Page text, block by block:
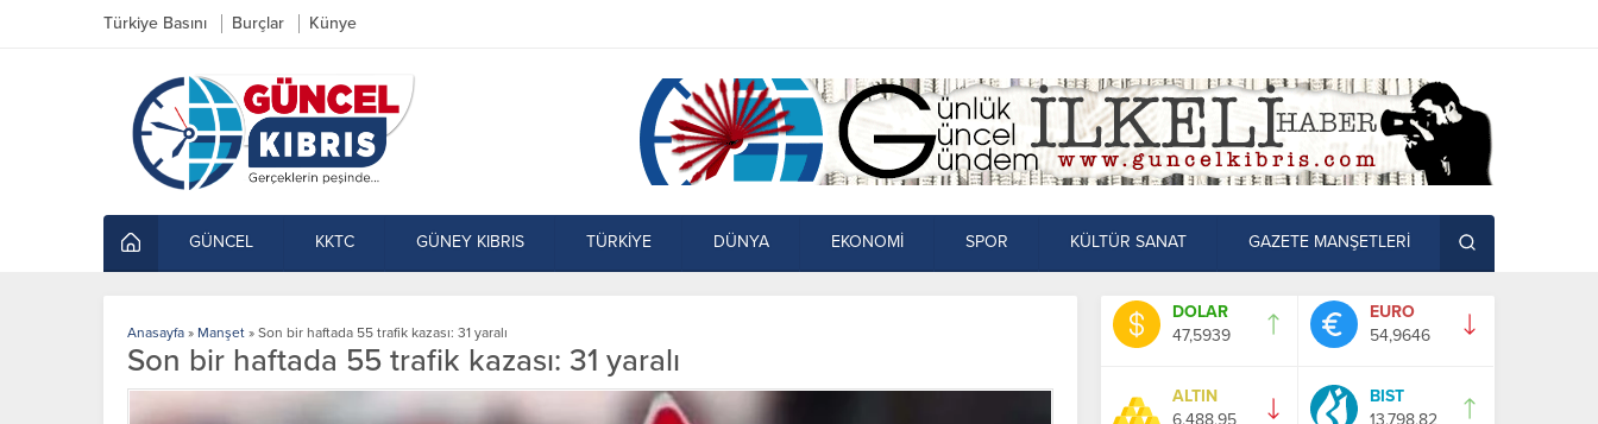
Türkiye Basını Burçlar Künye
GÜNCEL KKTC GÜNEY KIBRIS TÜRKİYE DÜNYA EKONOMİ SPOR KÜLTÜR SANAT GAZETE MANŞETLERİ
DOLAR
47,5939
EURO
54,9646
ALTIN
6.488,95
BIST
13.798,82
Anasayfa » Manşet » Son bir haftada 55 trafik kazası: 31 yaralı
Son bir haftada 55 trafik kazası: 31 yaralı